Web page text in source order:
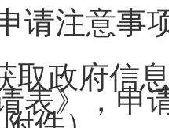
请注意事
取政府信
表》，申